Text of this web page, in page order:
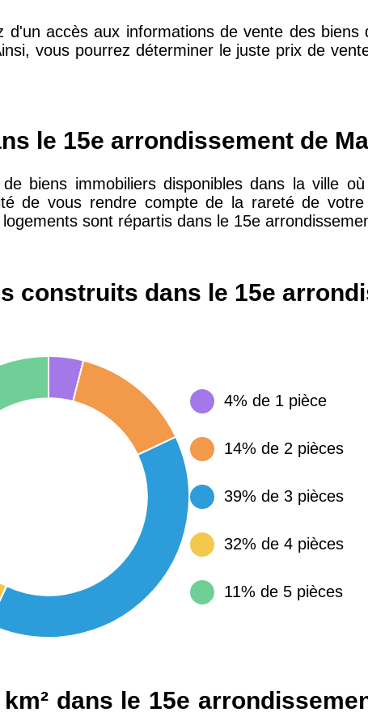
11 085 € 30 €
2 013 € 10 €
12 687 €
14 €
d'un accès aux informations de vente des biens
vous pourrez déterminer le juste prix de
le 15e arrondissement de
biens immobiliers disponibles dans la ville
de vous rendre compte de la rareté de
sont répartis dans le 15e
construits dans le 15e
4% de 1 pièce
14% de 2 pièces
39% de 3 pièces
32% de 4 pièces
11% de 5 pièces
dans le 15e